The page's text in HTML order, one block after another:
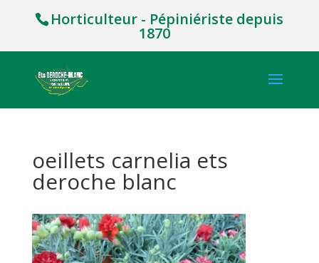
Horticulteur - Pépiniériste depuis
1870
oeillets carnelia ets
deroche blanc